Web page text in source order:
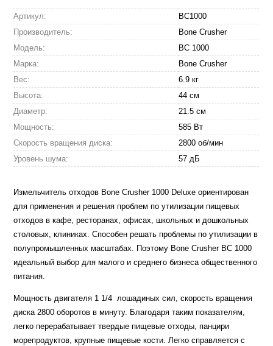
Артикул:
BC1000
Производитель:
Bone Crusher
Модель:
BC 1000
Марка:
Bone Crusher
Вес:
6.9 кг
Высота:
44 см
Диаметр:
21.5 см
Мощность:
585 Вт
Скорость вращения диска:
2800 об/мин
Уровень шума:
57 дБ
Измельчитель отходов Bone Crusher 1000 Deluxe ориентирован
для применения и решения проблем по утилизации пищевых
отходов в кафе, ресторанах, офисах, школьных и дошкольных
столовых, клиниках. Способен решать проблемы по утилизации в
полупромышленных масштабах. Поэтому Bone Crusher BC 1000
идеальный выбор для малого и среднего бизнеса общественного
питания.
Мощность двигателя 1 1/4 лошадиных сил, скорость вращения
диска 2800 оборотов в минуту. Благодаря таким показателям,
легко перерабатывает твердые пищевые отходы, панцири
морепродуктов, крупные пищевые кости. Легко справляется с